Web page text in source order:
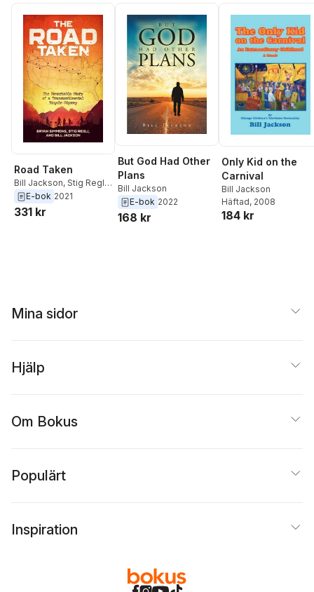
Road Taken
Bill Jackson, Stig Regli ,
Bryan Simmons
E-bok 2021
331 kr
But God Had Other
Plans
Bill Jackson
E-bok 2022
168 kr
Only Kid on the
Carnival
Bill Jackson
Häftad, 2008
184 kr
Mina sidor
Hjälp
Om Bokus
Populärt
Inspiration